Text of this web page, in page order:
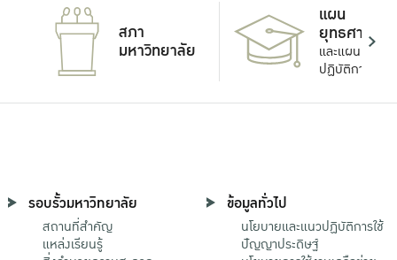
สภา
มหาวิทยาลัย
แผน
ยุทธศาสตร์
และแผน
ปฏิบัติการ
รอบรั้วมหาวิทยาลัย
สถานที่สำคัญ
แหล่งเรียนรู้
ข้อมูลทั่วไป
นโยบายและแนวปฏิบัติการใช้
ปัญญาประดิษฐ์